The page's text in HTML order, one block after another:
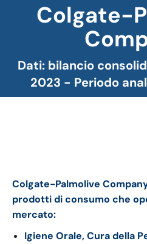
Colgate-
Dati: bilancio
2023 - Periodo
Tu sei
Colgate-Palmolive
prodotti di consumo che
mercato:
Igiene Orale, Cura della